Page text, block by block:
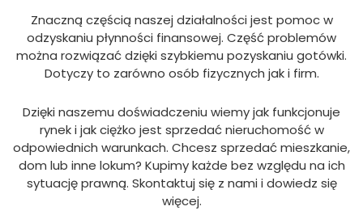
Znaczną częścią naszej działalności jest pomoc w
odzyskaniu płynności finansowej. Część problemów
można rozwiązać dzięki szybkiemu pozyskaniu gotówki.
Dotyczy to zarówno osób fizycznych jak i firm.
Dzięki naszemu doświadczeniu wiemy jak funkcjonuje
rynek i jak ciężko jest sprzedać nieruchomość w
odpowiednich warunkach. Chcesz sprzedać mieszkanie,
dom lub inne lokum? Kupimy każde bez względu na ich
sytuację prawną. Skontaktuj się z nami i dowiedz się
więcej.